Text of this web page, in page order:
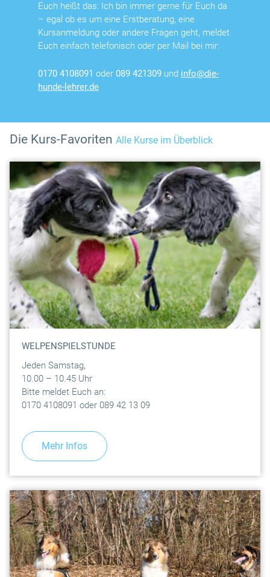
Euch heißt das: Ich bin immer gerne für Euch da
– egal ob es um eine Erstberatung, eine
Kursanmeldung oder andere Fragen geht, meldet
Euch einfach telefonisch oder per Mail bei mir:
0170 4108091 oder 089 421309 und info@die-
hunde-lehrer.de
Die Kurs-Favoriten Alle Kurse im Überblick
WELPENSPIELSTUNDE
Jeden Samstag,
10.00 – 10.45 Uhr
Bitte meldet Euch an:
0170 4108091 oder 089 42 13 09
Mehr Infos